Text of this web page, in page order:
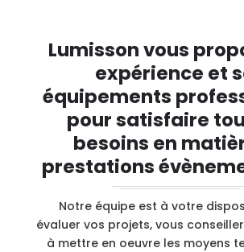
Lumisson vous
expérience et
équipements
pour satisfaire
besoins en
prestations
Notre équipe est à votre
évaluer vos projets, vous
à mettre en oeuvre les moyens